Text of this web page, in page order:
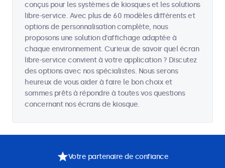
conçus pour les systèmes de kiosques et les solutions
libre-service. Avec plus de 60 modèles différents et
options de personnalisation complète, nous
proposons une solution d'affichage adaptée à
chaque environnement. Curieux de savoir quel écran
libre-service convient à votre application ? Discutez
des options avec nos spécialistes. Nous serons
heureux de vous aider à faire le bon choix et
sommes prêts à répondre à toutes vos questions
concernant nos écrans de kiosque.
Votre partenaire de confiance